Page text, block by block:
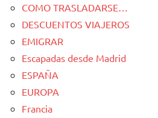
COMO TRASLADARSE…
DESCUENTOS VIAJEROS
EMIGRAR
Escapadas desde Madrid
ESPAÑA
EUROPA
Francia